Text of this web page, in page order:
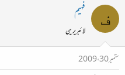
ف فہیم
لائبریرین
ستمبر 30، 2009